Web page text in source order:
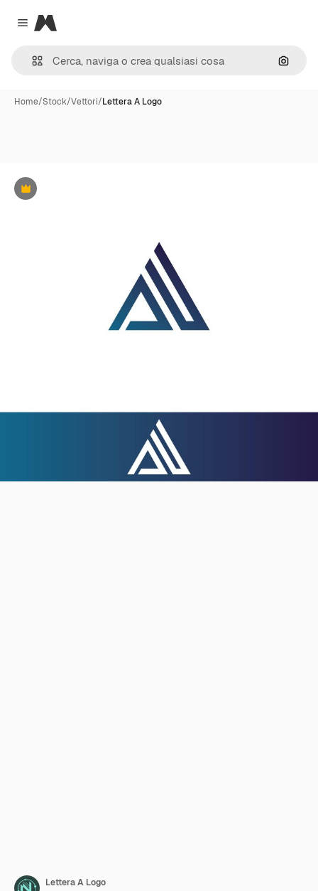
Close menu
Magnific
Cerca
Home/Stock/Vettori/Lettera A Logo
Premium
Lettera A Logo